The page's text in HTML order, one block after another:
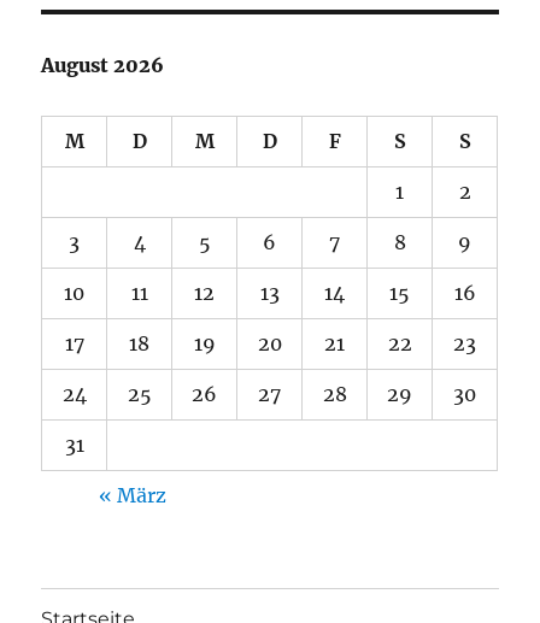
August 2026
M D M D F S S
1 2
3 4 5 6 7 8 9
10 11 12 13 14 15 16
17 18 19 20 21 22 23
24 25 26 27 28 29 30
31
« März
Startseite